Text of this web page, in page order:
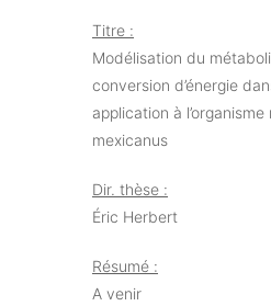
Titre :
Modélisation du
conversion d’énergie
application à
mexicanus
Dir. thèse :
Éric Herbert
Résumé :
A venir